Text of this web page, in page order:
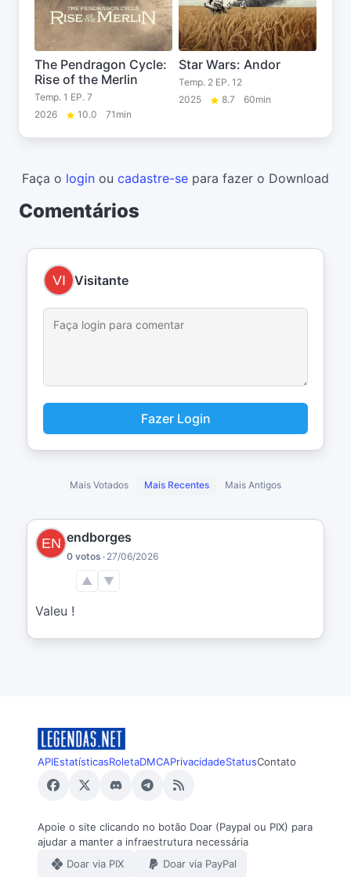
The Pendragon Cycle:
Rise of the Merlin
Temp. 1 EP. 7
2026
10.0 71min
Star Wars: Andor
Temp. 2 EP. 12
2025
8.7 60min
Faça o login ou cadastre-se para fazer o Download
Comentários
Visitante
Fazer Login
Mais Votados Mais Recentes Mais Antigos
endborges
0 votos • 27/06/2026
▲ ▼
Valeu !
APIEstatísticasRoletaDMCAPrivacidadeStatusContato
Apoie o site clicando no botão Doar (Paypal ou PIX) para
ajudar a manter a infraestrutura necessária
Doar via PIX
Doar via PayPal